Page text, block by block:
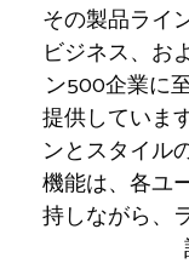
その製品ライ
ビジネス、お
ン500企業に
提供していま
ンとスタイル
機能は、各ユ
持しながら、